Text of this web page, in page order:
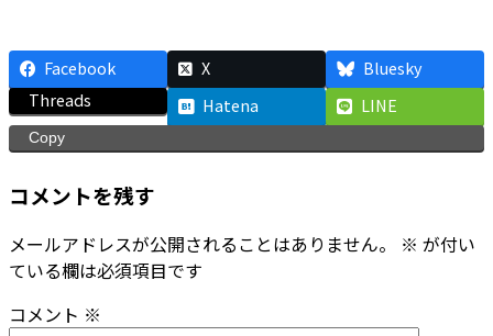
Facebook X
Bluesky
Threads
Hatena LINE
Copy
コメントを残す
メールアドレスが公開されることはありません。 ※ が付い
ている欄は必須項目です
コメント ※